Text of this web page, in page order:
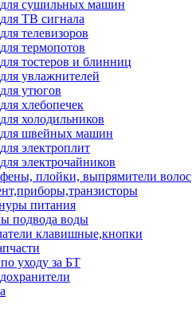
для сушильных машин
ТВ сигнала
телевизоров
термопотов
тостеров и блинниц
увлажнителей
утюгов
хлебопечек
холодильников
для швейных машин
электроплит
электрочайников
фены, плойки, выпрямители волос
питания
подвода воды
клавишные,кнопки
уходу за БТ